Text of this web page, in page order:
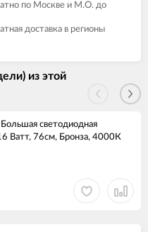
по Москве и М.О. до
доставка в регионы
из этой
светодиодная
Ватт, 76см, Бронза, 4000К